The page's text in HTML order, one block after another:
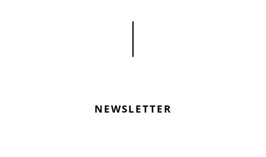
NEWSLETTER